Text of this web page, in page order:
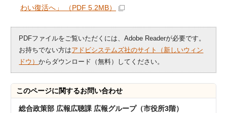
わい復活へ」 （PDF 5.2MB）
PDFファイルをご覧いただくには、Adobe Readerが必要です。
お持ちでない方はアドビシステムズ社のサイト（新しいウィン
ドウ）からダウンロード（無料）してください。
このページに関するお問い合わせ
総合政策部 広報広聴課 広報グループ（市役所3階）